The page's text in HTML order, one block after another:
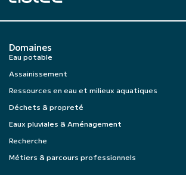
Domaines
Eau potable
Assainissement
Ressources en eau et milieux aquatiques
Déchets & propreté
Eaux pluviales & Aménagement
Recherche
Métiers & parcours professionnels